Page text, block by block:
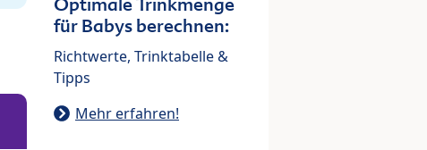
für Babys berechnen:
Richtwerte, Trinktabelle &
Tipps
Mehr erfahren!